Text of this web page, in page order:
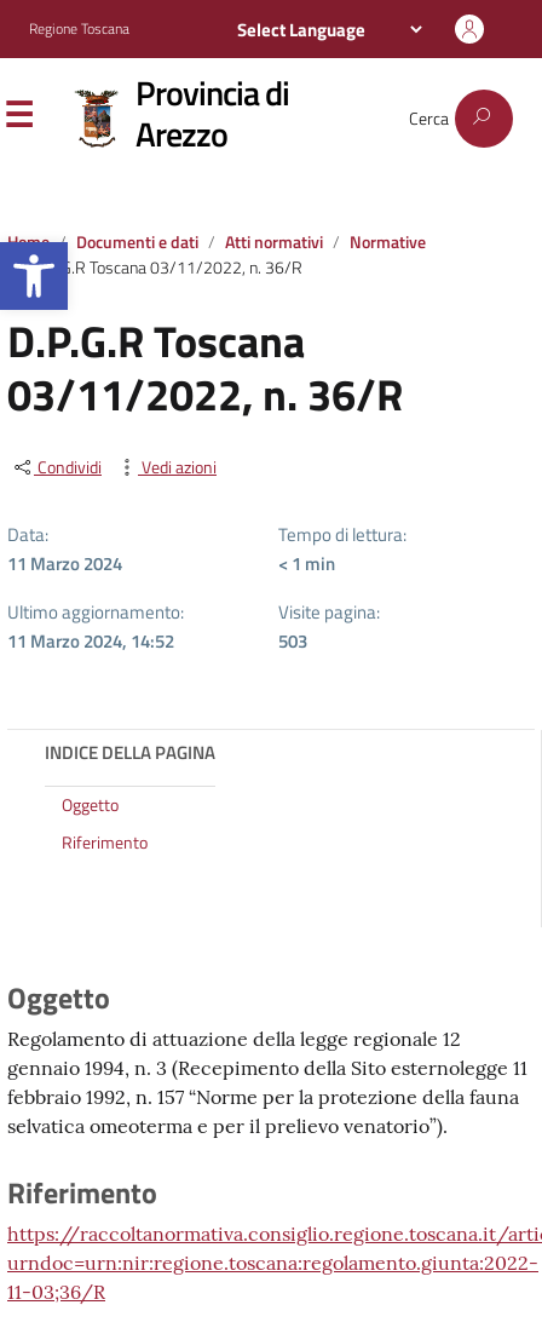
Apri la barra degli strumenti
Regione Toscana
Provincia di
Arezzo Cerca
Home Documenti e dati Atti normativi
Normative
D.P.G.R Toscana 03/11/2022, n. 36/R
D.P.G.R Toscana
03/11/2022, n. 36/R
Condividi Vedi azioni
Data:
11 Marzo 2024
Tempo di lettura:
< 1 min
Ultimo aggiornamento:
11 Marzo 2024, 14:52
Visite pagina:
503
INDICE DELLA PAGINA
Oggetto
Riferimento
Oggetto
Regolamento di attuazione della legge regionale 12
gennaio 1994, n. 3 (Recepimento della Sito esternolegge 11
febbraio 1992, n. 157 “Norme per la protezione della fauna
selvatica omeoterma e per il prelievo venatorio”).
Riferimento
https://raccoltanormativa.consiglio.regione.toscana.it/
urndoc=urn:nir:regione.toscana:regolamento.giunta:2022-
11-03;36/R